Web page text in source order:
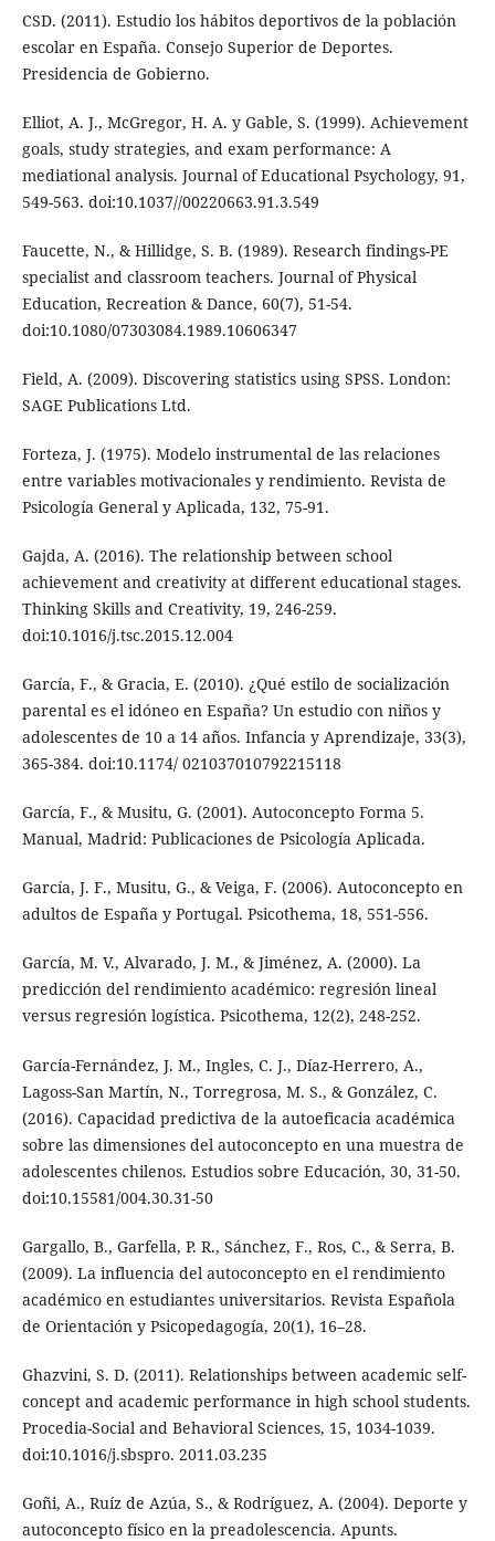
CSD. (2011). Estudio los hábitos deportivos de la población
escolar en España. Consejo Superior de Deportes.
Presidencia de Gobierno.
Elliot, A. J., McGregor, H. A. y Gable, S. (1999). Achievement
goals, study strategies, and exam performance: A
mediational analysis. Journal of Educational Psychology, 91,
549-563. doi:10.1037//00220663.91.3.549
Faucette, N., & Hillidge, S. B. (1989). Research findings-PE
specialist and classroom teachers. Journal of Physical
Education, Recreation & Dance, 60(7), 51-54.
doi:10.1080/07303084.1989.10606347
Field, A. (2009). Discovering statistics using SPSS. London:
SAGE Publications Ltd.
Forteza, J. (1975). Modelo instrumental de las relaciones
entre variables motivacionales y rendimiento. Revista de
Psicología General y Aplicada, 132, 75-91.
Gajda, A. (2016). The relationship between school
achievement and creativity at different educational stages.
Thinking Skills and Creativity, 19, 246-259.
doi:10.1016/j.tsc.2015.12.004
García, F., & Gracia, E. (2010). ¿Qué estilo de socialización
parental es el idóneo en España? Un estudio con niños y
adolescentes de 10 a 14 años. Infancia y Aprendizaje, 33(3),
365-384. doi:10.1174/ 021037010792215118
García, F., & Musitu, G. (2001). Autoconcepto Forma 5.
Manual, Madrid: Publicaciones de Psicología Aplicada.
García, J. F., Musitu, G., & Veiga, F. (2006). Autoconcepto en
adultos de España y Portugal. Psicothema, 18, 551-556.
García, M. V., Alvarado, J. M., & Jiménez, A. (2000). La
predicción del rendimiento académico: regresión lineal
versus regresión logística. Psicothema, 12(2), 248-252.
García-Fernández, J. M., Ingles, C. J., Díaz-Herrero, A.,
Lagoss-San Martín, N., Torregrosa, M. S., & González, C.
(2016). Capacidad predictiva de la autoeficacia académica
sobre las dimensiones del autoconcepto en una muestra de
adolescentes chilenos. Estudios sobre Educación, 30, 31-50.
doi:10.15581/004.30.31-50
Gargallo, B., Garfella, P. R., Sánchez, F., Ros, C., & Serra, B.
(2009). La influencia del autoconcepto en el rendimiento
académico en estudiantes universitarios. Revista Española
de Orientación y Psicopedagogía, 20(1), 16–28.
Ghazvini, S. D. (2011). Relationships between academic self-
concept and academic performance in high school students.
Procedia-Social and Behavioral Sciences, 15, 1034-1039.
doi:10.1016/j.sbspro. 2011.03.235
Goñi, A., Ruíz de Azúa, S., & Rodríguez, A. (2004). Deporte y
autoconcepto físico en la preadolescencia. Apunts.